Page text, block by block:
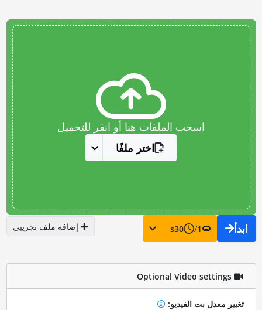
اسحب الملفات هنا أو انقر للتحميل
اختر ملفًا
ابدأ 1
/
30
s إضافة ملف تجريبي
Optional Video settings
تغيير معدل بت الفيديو: